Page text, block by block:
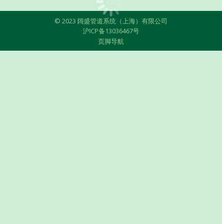
© 2023 阔盛管道系统（上海）有限公司
沪ICP备13036467号
页脚导航